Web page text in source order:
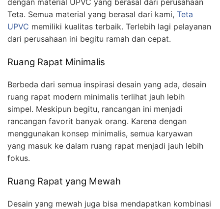
dengan material UPVC yang berasal dari perusahaan
Teta. Semua material yang berasal dari kami, Teta
UPVC memiliki kualitas terbaik. Terlebih lagi pelayanan
dari perusahaan ini begitu ramah dan cepat.
Ruang Rapat Minimalis
Berbeda dari semua inspirasi desain yang ada, desain
ruang rapat modern minimalis terlihat jauh lebih
simpel. Meskipun begitu, rancangan ini menjadi
rancangan favorit banyak orang. Karena dengan
menggunakan konsep minimalis, semua karyawan
yang masuk ke dalam ruang rapat menjadi jauh lebih
fokus.
Ruang Rapat yang Mewah
Desain yang mewah juga bisa mendapatkan kombinasi